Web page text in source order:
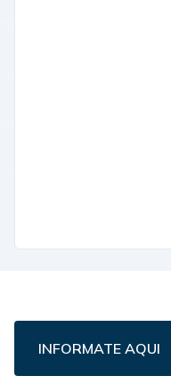
INFORMATE AQUI